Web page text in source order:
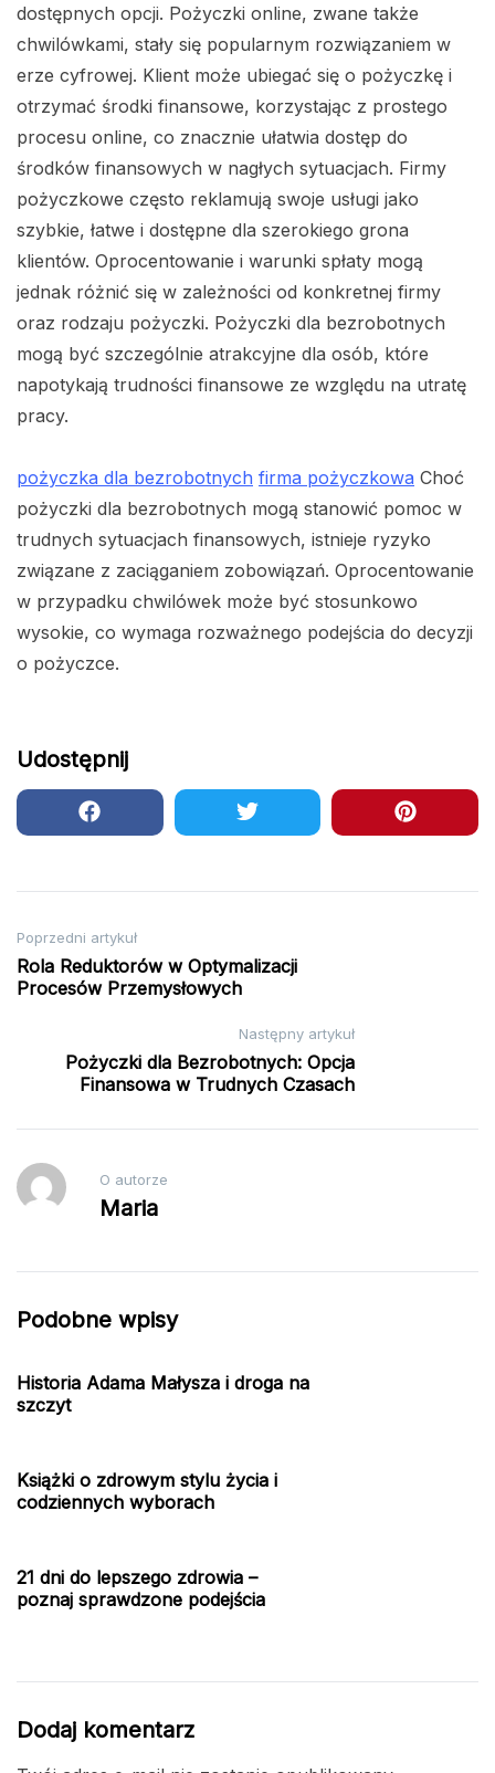
dostępnych opcji. Pożyczki online, zwane także
chwilówkami, stały się popularnym rozwiązaniem w
erze cyfrowej. Klient może ubiegać się o pożyczkę i
otrzymać środki finansowe, korzystając z prostego
procesu online, co znacznie ułatwia dostęp do
środków finansowych w nagłych sytuacjach. Firmy
pożyczkowe często reklamują swoje usługi jako
szybkie, łatwe i dostępne dla szerokiego grona
klientów. Oprocentowanie i warunki spłaty mogą
jednak różnić się w zależności od konkretnej firmy
oraz rodzaju pożyczki. Pożyczki dla bezrobotnych
mogą być szczególnie atrakcyjne dla osób, które
napotykają trudności finansowe ze względu na utratę
pracy.
pożyczka dla bezrobotnych firma pożyczkowa Choć
pożyczki dla bezrobotnych mogą stanowić pomoc w
trudnych sytuacjach finansowych, istnieje ryzyko
związane z zaciąganiem zobowiązań. Oprocentowanie
w przypadku chwilówek może być stosunkowo
wysokie, co wymaga rozważnego podejścia do decyzji
o pożyczce.
Udostępnij
Nawigacja
wpisu
Poprzedni artykuł
Rola Reduktorów w Optymalizacji
Procesów Przemysłowych
Następny artykuł
Pożyczki dla Bezrobotnych: Opcja
Finansowa w Trudnych Czasach
O autorze
Maria
Podobne wpisy
Historia Adama Małysza i droga na
szczyt
Książki o zdrowym stylu życia i
codziennych wyborach
21 dni do lepszego zdrowia –
poznaj sprawdzone podejścia
Dodaj komentarz